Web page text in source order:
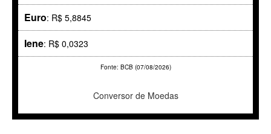
Euro: R$ 5,8845
Iene: R$ 0,0323
Fonte: BCB (07/08/2026)
Conversor de Moedas